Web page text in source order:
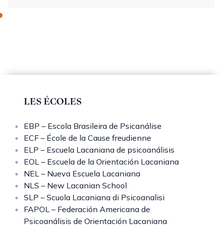
LES ÉCOLES
EBP – Escola Brasileira de Psicanálise
ECF – École de la Cause freudienne
ELP – Escuela Lacaniana de psicoanálisis
EOL – Escuela de la Orientación Lacaniana
NEL – Nueva Escuela Lacaniana
NLS – New Lacanian School
SLP – Scuola Lacaniana di Psicoanalisi
FAPOL – Federación Americana de
Psicoanálisis de Orientación Lacaniana